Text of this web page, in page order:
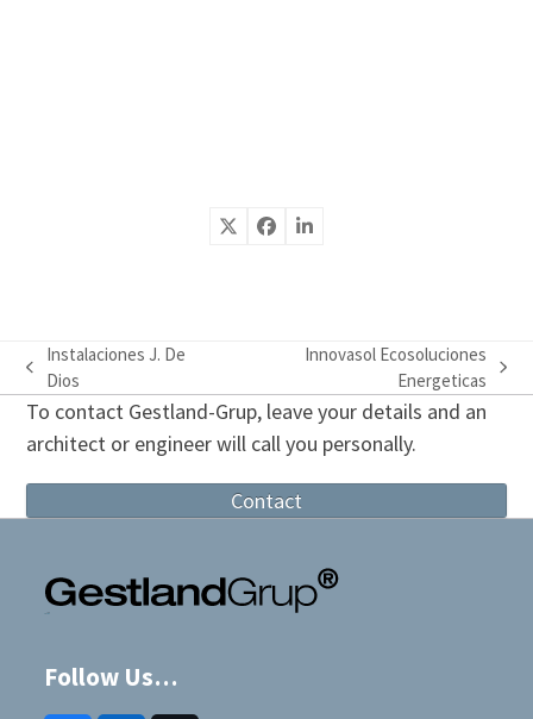
previous
post:
Instalaciones J. De
Dios
post:
Innovasol Ecosoluciones
Energeticas
To contact Gestland-Grup, leave your details and an
architect or engineer will call you personally.
Contact
Follow Us…